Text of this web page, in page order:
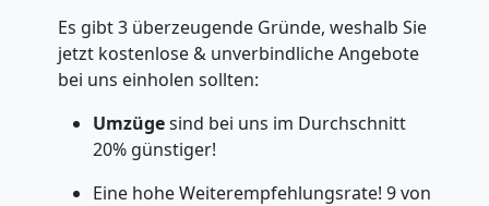
Es gibt 3 überzeugende Gründe, weshalb Sie
jetzt kostenlose & unverbindliche Angebote
bei uns einholen sollten:
Umzügesind bei uns im Durchschnitt
20% günstiger!
Eine hohe Weiterempfehlungsrate! 9 von